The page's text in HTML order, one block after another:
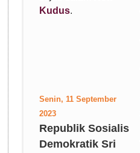
Kudus.
Senin, 11 September
2023
Republik Sosialis
Demokratik Sri